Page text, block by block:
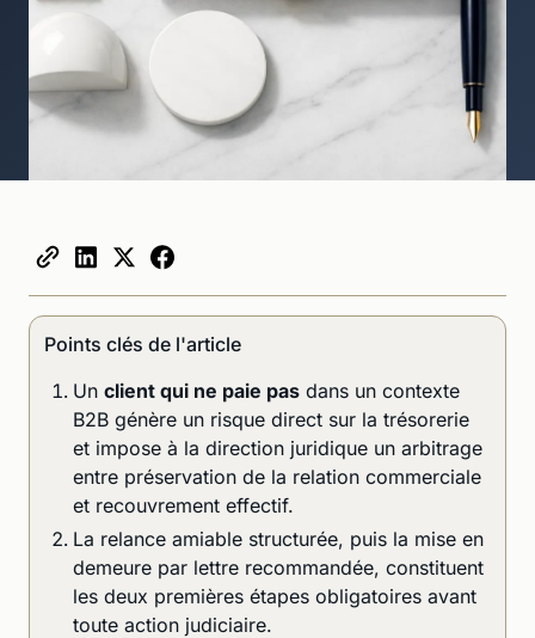
Points clés de l'article
Un client qui ne paie pas dans un contexte
B2B génère un risque direct sur la trésorerie
et impose à la direction juridique un arbitrage
entre préservation de la relation commerciale
et recouvrement effectif.
La relance amiable structurée, puis la mise en
demeure par lettre recommandée, constituent
les deux premières étapes obligatoires avant
toute action judiciaire.